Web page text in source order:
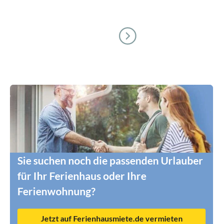
Sie suchen noch die passenden Urlauber
für Ihr Ferienhaus oder Ihre
Ferienwohnung?
Jetzt auf Ferienhausmiete.de vermieten